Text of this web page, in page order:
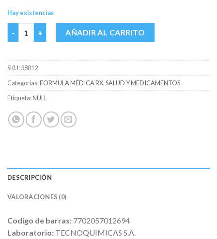
Hay existencias
ANEXIA 60 MG CAJA X 14 TABS cantidad
AÑADIR AL CARRITO
SKU:38012
Categorías:FORMULA MÉDICA RX,SALUD Y MEDICAMENTOS
Etiqueta:NULL
DESCRIPCIÓN
VALORACIONES (0)
Codigo de barras: 7702057012694
Laboratorio: TECNOQUIMICAS S.A.